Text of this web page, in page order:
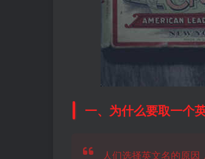
一、为什么要取一个
人们选择英文名的原